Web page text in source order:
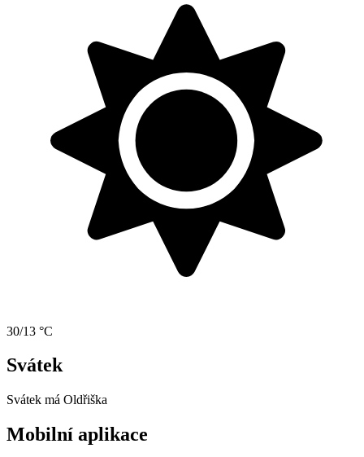
30/13 °C
Svátek
Svátek má Oldřiška
Mobilní aplikace